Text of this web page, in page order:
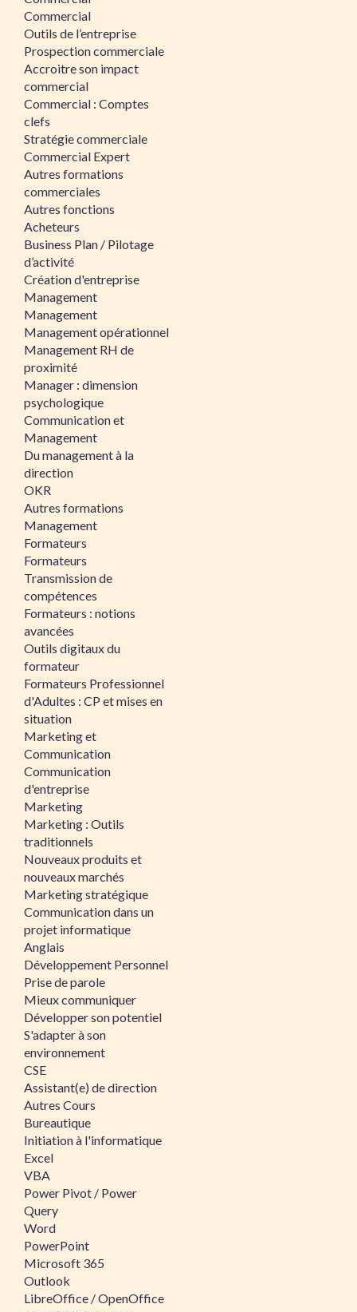
Commercial
Outils de l’entreprise
Prospection commerciale
Accroitre son impact
commercial
Commercial : Comptes
clefs
Stratégie commerciale
Commercial Expert
Autres formations
commerciales
Autres fonctions
Acheteurs
Business Plan / Pilotage
d’activité
Création d'entreprise
Management
Management
Management opérationnel
Management RH de
proximité
Manager : dimension
psychologique
Communication et
Management
Du management à la
direction
OKR
Autres formations
Management
Formateurs
Formateurs
Transmission de
compétences
Formateurs : notions
avancées
Outils digitaux du
formateur
Formateurs Professionnel
d'Adultes : CP et mises en
situation
Marketing et
Communication
Communication
d'entreprise
Marketing
Marketing : Outils
traditionnels
Nouveaux produits et
nouveaux marchés
Marketing stratégique
Communication dans un
projet informatique
Anglais
Développement Personnel
Prise de parole
Mieux communiquer
Développer son potentiel
S'adapter à son
environnement
CSE
Assistant(e) de direction
Autres Cours
Bureautique
Initiation à l'informatique
Excel
VBA
Power Pivot / Power
Query
Word
PowerPoint
Microsoft 365
Outlook
LibreOffice / OpenOffice